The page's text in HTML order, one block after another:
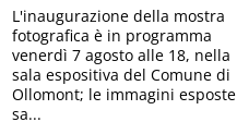
L'inaugurazione della mostra
fotografica è in programma
venerdì 7 agosto alle 18, nella
sala espositiva del Comune di
Ollomont; le immagini esposte
sa...